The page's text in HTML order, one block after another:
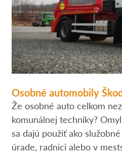
Osobné automobily
Že osobné auto celkom
komunálnej techniky?
sa dajú použiť ako
úrade, radnici alebo v